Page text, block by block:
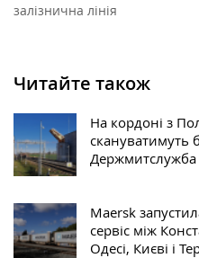
залізнична лінія
Читайте також
На кордоні з
скануватимуть
Держмитслужба
Maersk
сервіс між
Одесі, Києві і